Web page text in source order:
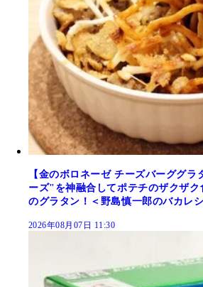
【金のボロネーゼ チーズバーググ
ーズ"を神融合してポテチのザクザ
のグラタン！＜野島慎一郎のバカレ
2026年08月07日 11:30